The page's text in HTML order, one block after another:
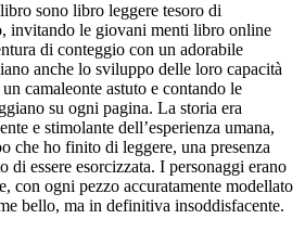
sono libro leggere tesoro di
invitando le giovani menti libro online
di conteggio con un adorabile
anche lo sviluppo delle loro capacità
camaleonte astuto e contando le
su ogni pagina. La storia era
e stimolante dell’esperienza umana,
che ho finito di leggere, una presenza
di essere esorcizzata. I personaggi erano
con ogni pezzo accuratamente modellato
bello, ma in definitiva insoddisfacente.